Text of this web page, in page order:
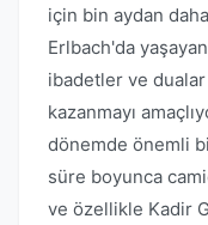
için bin aydan
Erlbach'da
ibadetler ve
kazanmayı
dönemde önemli
süre boyunca
ve özellikle Kadir